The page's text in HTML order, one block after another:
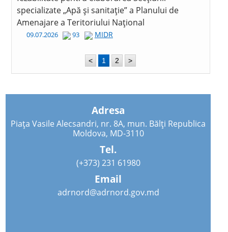
specializate „Apă și sanitație” a Planului de
Amenajare a Teritoriului Național
09.07.2026 93 MIDR
< 1 2 >
Adresa
Piața Vasile Alecsandri, nr. 8A, mun. Bălți Republica
Moldova, MD-3110
Tel.
(+373) 231 61980
Email
adrnord@adrnord.gov.md